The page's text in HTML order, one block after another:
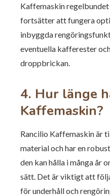
Kaffemaskin
fortsätter att fungera
inbyggda
eventuella kafferester
droppbrickan.
4. Hur länge
Kaffemaskin?
Rancilio Kaffemaskin är
material och har en
den kan hålla i många år
sätt. Det är viktigt att
för underhåll och